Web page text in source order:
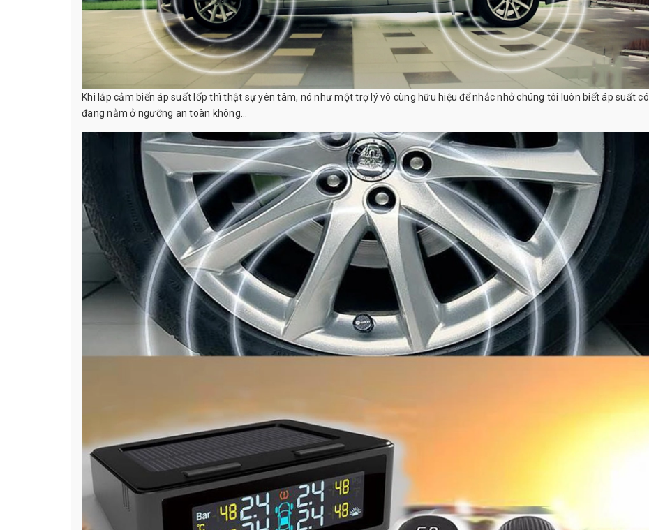
Khi lắp cảm biến áp suất lốp thì thật sự yên tâm, nó như một trợ lý vô cùng hữu hiệu để nhắc nhở chúng tôi luôn biết áp suất có
đang nằm ở ngưỡng an toàn không...